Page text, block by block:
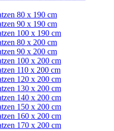
80 x 190 cm
90 x 190 cm
100 x 190 cm
80 x 200 cm
90 x 200 cm
100 x 200 cm
110 x 200 cm
120 x 200 cm
130 x 200 cm
140 x 200 cm
150 x 200 cm
160 x 200 cm
170 x 200 cm